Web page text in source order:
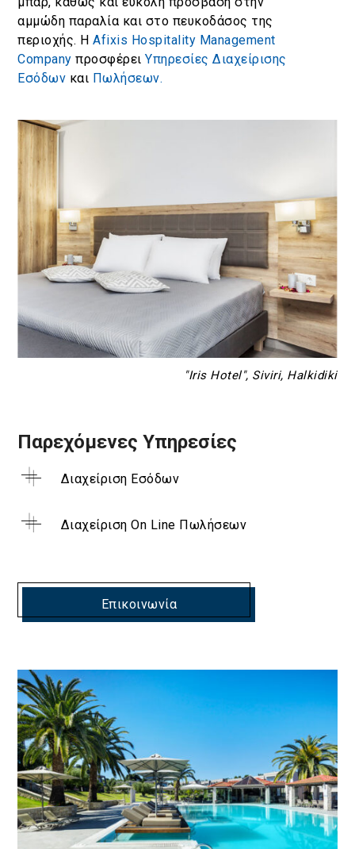
αμμώδη παραλία και στο πευκοδάσος της
περιοχής. ΗAfixis Hospitality Management
Company προσφέρειΥπηρεσίες Διαχείρισης
Εσόδων και Πωλήσεων.
"Iris Hotel", Siviri, Halkidiki
Παρεχόμενες Υπηρεσίες
Διαχείριση Εσόδων
Διαχείριση On Line Πωλήσεων
Επικοινωνία